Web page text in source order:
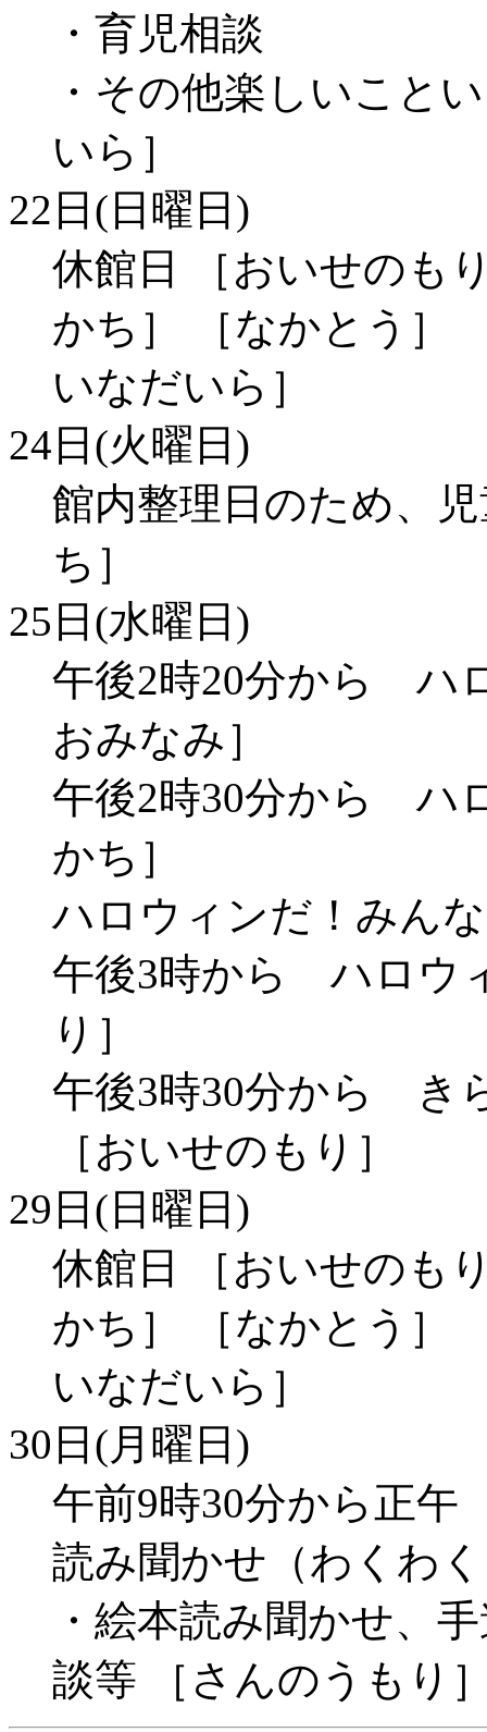
・育児相談
・その他楽しいこと
いら］
22日(日曜日)
休館日 ［おいせのも
かち］ ［なかとう］
いなだいら］
24日(火曜日)
館内整理日のため、
ち］
25日(水曜日)
午後2時20分から ハ
おみなみ］
午後2時30分から ハ
かち］
ハロウィンだ！みん
午後3時から ハロウ
り］
午後3時30分から き
［おいせのもり］
29日(日曜日)
休館日 ［おいせのも
かち］ ［なかとう］
いなだいら］
30日(月曜日)
午前9時30分から正
読み聞かせ（わくわ
・絵本読み聞かせ、
談等 ［さんのうもり